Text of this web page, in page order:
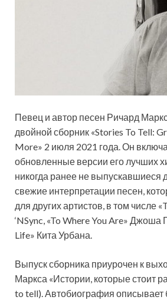
Певец и автор песен Ричард
двойной сборник «Stories To Tell:
More» 2 июля 2021 года. Он
обновленные версии его лучших
никогда ранее не выпускавшиеся
свежие интерпретации песен,
для другихартистов, в том числе
‘NSync, «To Where You Are» Джоша
Life» Кита Урбана.
Выпуск сборника приурочен к
Маркса «Истории, которые стоит
to tell). Автобиография описывает